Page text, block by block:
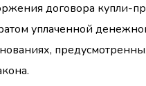
договора купли-
уплаченной